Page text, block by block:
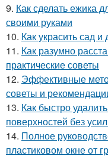
9. Как сделать ежика
своими руками
10. Как украсить сад
11. Как разумно
практические советы
12. Эффективные
советы и
13. Как быстро
поверхностей без
14. Полное
пластиковом окне от